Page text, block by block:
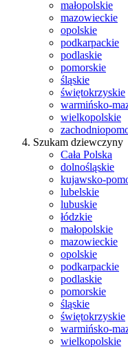
małopolskie
mazowieckie
opolskie
podkarpackie
podlaskie
pomorskie
śląskie
świętokrzyskie
warmińsko-
wielkopolskie
Szukam dziewczyny
Cała Polska
dolnośląskie
kujawsko-
lubelskie
lubuskie
łódzkie
małopolskie
mazowieckie
opolskie
podkarpackie
podlaskie
pomorskie
śląskie
świętokrzyskie
warmińsko-
wielkopolskie